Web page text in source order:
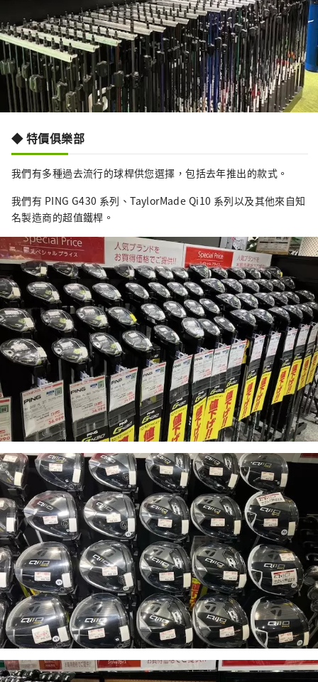
◆ 特價俱樂部
我們有多種過去流行的球桿供您選擇，包括去年推出的款式。
我們有 PING G430 系列、TaylorMade Qi10 系列以及其他來自知
名製造商的超值鐵桿。